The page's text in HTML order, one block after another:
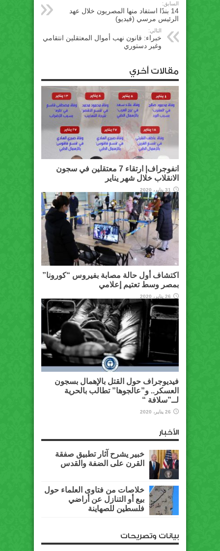
السابق:
14 بندًا استفاد منها المصريون خلال عهد
الرئيس مرسي (فيديو)
التالي:
خبراء: قانون نهب أموال المعتقلين انتقامي
وغير دستوري
مقالات أخري
انفوجراف| ارتقاء 7 معتقلين في سجون
الانقلاب خلال شهر يناير
31 يناير، 2020
اكتشاف أول حالة مصابة بفيروس “كورونا”
بمصر وسط تعتيم إعلامي
26 يناير، 2020
فيديوجراف حول القتل بالإهمال بسجون
العسكر.. و”عالجوها” تطالب بالحرية
لــ”سلافة “
26 يناير، 2020
الأخبار
خبير يشرح آثار تطبيق صفقة
القرن على الضفة والقدس
خلاصات من فتاوى العلماء حول
بيع أو التنازل عن أراضي
فلسطين للصهاينة
بيانات وتصريحات